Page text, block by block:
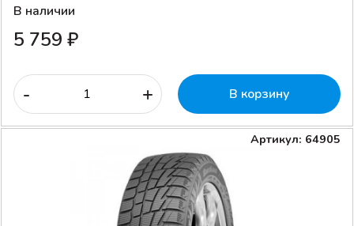
В наличии
5 759 ₽
- + В корзину
Артикул: 64905